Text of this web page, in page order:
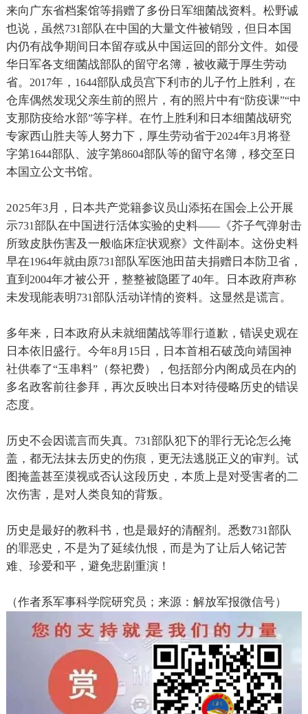
来向广东省档案馆等捐赠了多份日军细菌战资料。松野诚
也说，虽然731部队在中国的大量文件被销毁，但日本国
内仍有战争期间日本留存或从中国运回的部分文件。如侵
华日军各支细菌战部队的留守名簿，被收藏于厚生劳动
省。
2017年， 1644部队成员宫下利市的儿子竹上胜利，在
仓库偶然发现父亲生前的照片，有的照片中有“防疫课”“中
支那防疫给水部”等字样。在竹上胜利和日本细菌战研究
专家西山胜夫等人努力下，厚生劳动省于2024年3月将登
字第1644部队、波字第8604部队等的留守名簿，移交至日
本国立公文书馆。
2025年3月，日本共产党籍参议员山添拓在国会上公开展
示731部队在中国进行活体实验的史料——《芥子气弹射击
所致皮肤伤害及一般临床症状观察》文件副本。这份史料
早在1964年就由原731部队军医池田苗夫捐赠日本防卫省，
直到 2004年才被公开，整整被隐匿了40年。日本政府声称
未发现能表明731部队活动详情的资料。这显然是谎言。
多年来，日本政府从未就细菌战等罪行道歉，错误史观在
日本依旧盛行。今年8月 15日，日本首相石破茂向靖国神
社供奉了“玉串料”（祭祀费），包括部分内阁成员在内的
多名政客前往参拜，再次反映出日本对待侵略历史的错误
态度。
历史不会因谎言而失真。 731部队犯下的罪行无论怎么掩
盖，都无法抹去历史的伤痕，更无法逃脱正义的审判。试
图掩盖甚至漠视或否认这段历史，本质上是对受害者的二
次伤害，是对人类良知的背叛。
历史是最好的教科书，也是最好的清醒剂。悉数731部队
的罪恶史，不是为了延续仇恨，而是为了让后人铭记苦
难、珍爱和平，避免悲剧重演！
（作者系军事科学院研究员；来源：解放军报微信号）